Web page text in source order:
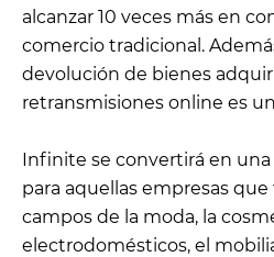
alcanzar 10 veces más en
comercio tradicional.
devolución de bienes
retransmisiones online es
Infinite se convertirá en
para aquellas empresas
campos de la moda, la
electrodomésticos, el